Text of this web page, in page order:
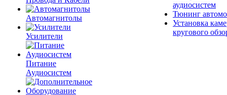
Автомагнитолы
Усилители
Питание
Аудиосистем
аудиосистем
Тюнинг
Установка
кругового